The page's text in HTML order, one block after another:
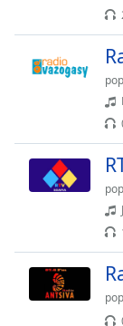
Descriptions
descriptions
Subtitles
subtitles
settings
dialog
pop
pop
pop